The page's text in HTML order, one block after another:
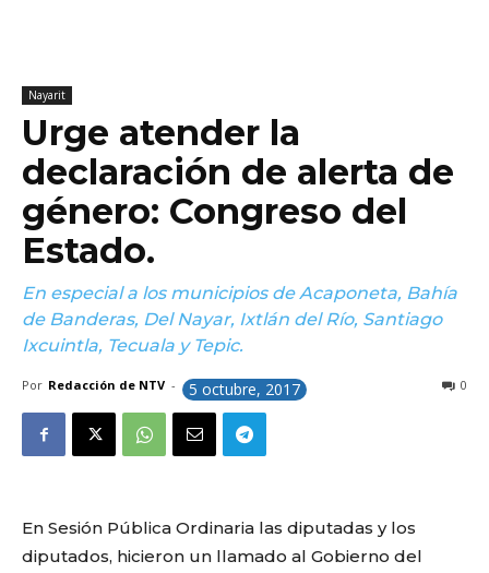
Nayarit
Urge atender la
declaración de alerta de
género: Congreso del
Estado.
En especial a los municipios de Acaponeta, Bahía
de Banderas, Del Nayar, Ixtlán del Río, Santiago
Ixcuintla, Tecuala y Tepic.
Por Redacción de NTV - 5 octubre, 2017 0
En Sesión Pública Ordinaria las diputadas y los
diputados, hicieron un llamado al Gobierno del